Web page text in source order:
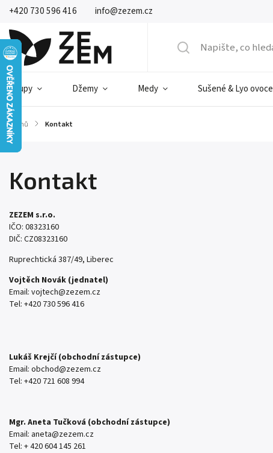
+420 730 596 416 info@zezem.cz
Sirupy Džemy Medy Sušené & Lyo ovoce
Domů / Kontakt
Kontakt
ZEZEM s.r.o.
IČO: 08323160
DIČ: CZ08323160
Ruprechtická 387/49, Liberec
Vojtěch Novák (jednatel)
Email: vojtech@zezem.cz
Tel: +420 730 596 416
Lukáš Krejčí (obchodní zástupce)
Email: obchod@zezem.cz
Tel: +420 721 608 994
Mgr. Aneta Tučková (obchodní zástupce)
Email: aneta@zezem.cz
Tel: + 420604 145 261